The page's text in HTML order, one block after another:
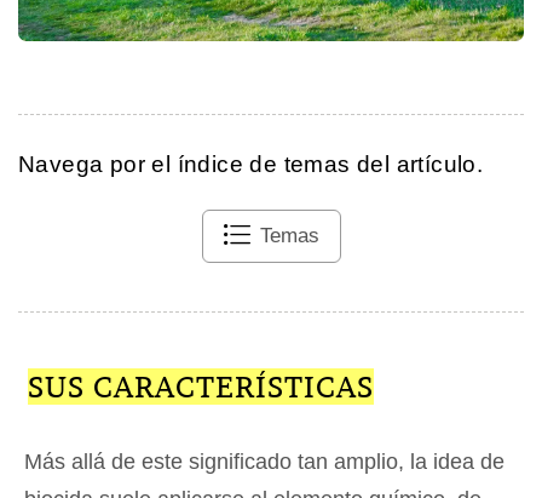
Navega por el índice de temas del artículo.
Temas
SUS CARACTERÍSTICAS
Más allá de este significado tan amplio, la idea de